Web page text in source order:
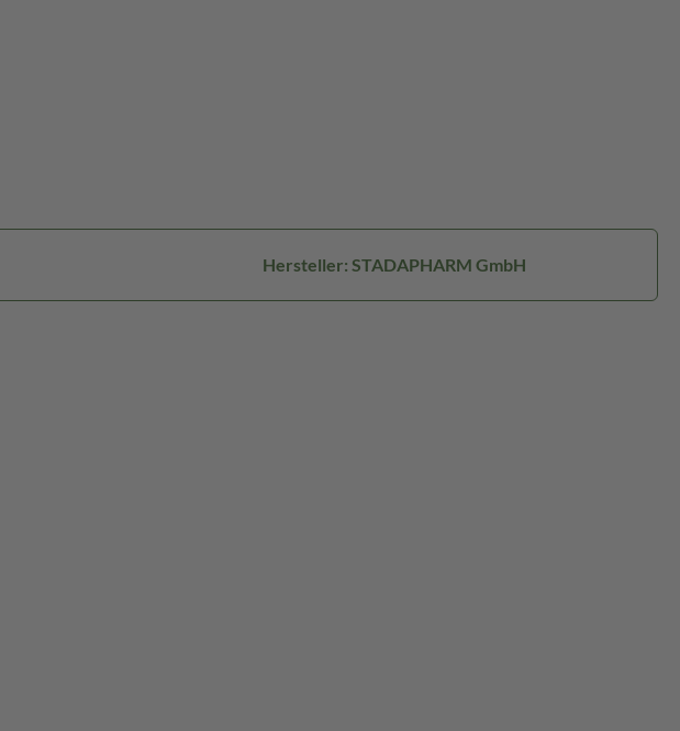
Hersteller: STADAPHARM GmbH